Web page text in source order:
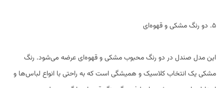
5. دو رنگ مشکی و قهوه‌ای
این مدل صندل در دو رنگ محبوب مشکی و قهوه‌ای عرضه می‌شود. رنگ
مشکی یک انتخاب کلاسیک و همیشگی است که به راحتی با انواع لباس‌ها و